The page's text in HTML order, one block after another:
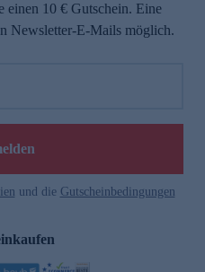
einen 10 € Gutschein. Eine
Newsletter-E-Mails möglich.
und die Gutscheinbedingungen